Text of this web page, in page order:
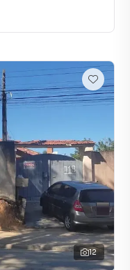
12